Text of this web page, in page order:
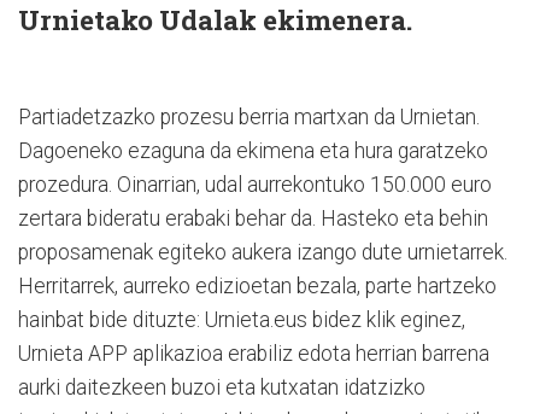
Urnietako Udalak ekimenera.
Partiadetzazko prozesu berria martxan da Urnietan.
Dagoeneko ezaguna da ekimena eta hura garatzeko
prozedura. Oinarrian, udal aurrekontuko 150.000 euro
zertara bideratu erabaki behar da. Hasteko eta behin
proposamenak egiteko aukera izango dute urnietarrek.
Herritarrek, aurreko edizioetan bezala, parte hartzeko
hainbat bide dituzte: Urnieta.eus bidez klik eginez,
Urnieta APP aplikazioa erabiliz edota herrian barrena
aurki daitezkeen buzoi eta kutxatan idatzizko